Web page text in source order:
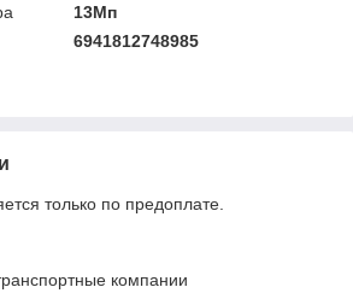
13Мп
6941812748985
только по предоплате.
компании